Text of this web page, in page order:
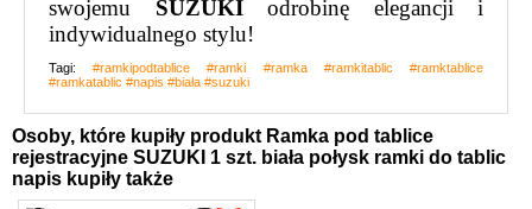
swojemu SUZUKIodrobinę elegancji i
indywidualnego stylu!
Tagi:#ramkipodtablice #ramki #ramka #ramkitablic
#ramktablice
#ramkatablic #napis #biała #suzuki
Osoby, które kupiły produkt Ramka pod tablice
rejestracyjne SUZUKI 1 szt. biała połysk ramki do tablic
napis kupiły także